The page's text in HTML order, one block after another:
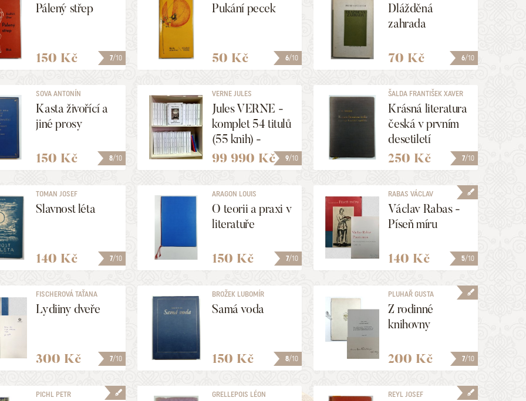
7/10
Pálený střep
150 Kč 6/10
Pukání pecek
50 Kč 6/10
Dlážděná
zahrada
70 Kč
8/10
SOVA ANTONÍN
Kasta živořící a
jiné prosy
150 Kč 9/10
VERNE JULES
Jules VERNE -
komplet 54 titulů
(55 knih) -
BROŽOVANÉ
číslované vydání
( ex. č. 13 z 15)
99 990 Kč 7/10
ŠALDA FRANTIŠEK XAVER
Krásná literatura
česká v prvním
desetiletí
republiky
250 Kč
7/10
TOMAN JOSEF
Slavnost léta
140 Kč 7/10
ARAGON LOUIS
O teorii a praxi v
literatuře
150 Kč 5/10
RABAS VÁCLAV
Václav Rabas -
Píseň míru
140 Kč
7/10
FISCHEROVÁ TAŤANA
Lydiiny dveře
300 Kč 8/10
BROŽEK LUBOMÍR
Samá voda
150 Kč 7/10
PLUHAŘ GUSTA
Z rodinné
knihovny
200 Kč
PICHL PETR GRELLEPOIS LÉON REYL JOSEF